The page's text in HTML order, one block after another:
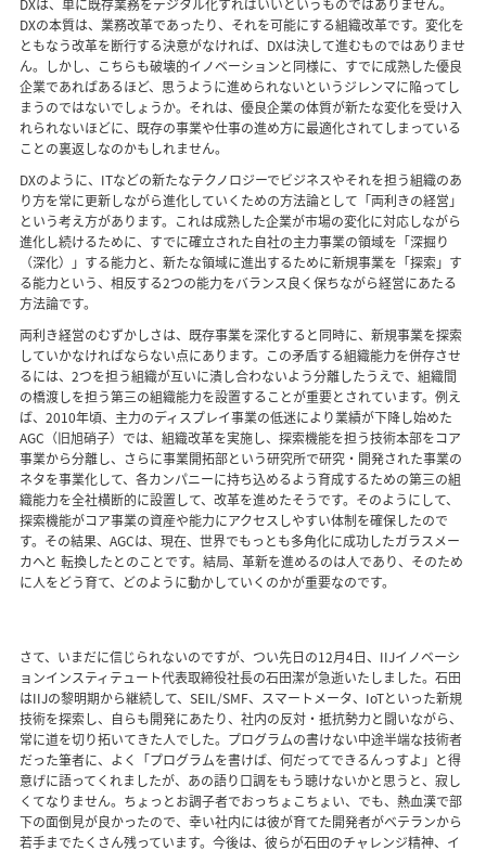
DXは、単に既存業務をデジタル化すればいいというものではありません。
DXの本質は、業務改革であったり、それを可能にする組織改革です。変化を
ともなう改革を断行する決意がなければ、DXは決して進むものではありませ
ん。しかし、こちらも破壊的イノベーションと同様に、すでに成熟した優良
企業であればあるほど、思うように進められないというジレンマに陥ってし
まうのではないでしょうか。それは、優良企業の体質が新たな変化を受け入
れられないほどに、既存の事業や仕事の進め方に最適化されてしまっている
ことの裏返しなのかもしれません。
DXのように、ITなどの新たなテクノロジーでビジネスやそれを担う組織のあ
り方を常に更新しながら進化していくための方法論として「両利きの経営」
という考え方があります。これは成熟した企業が市場の変化に対応しながら
進化し続けるために、すでに確立された自社の主力事業の領域を「深掘り
（深化）」する能力と、新たな領域に進出するために新規事業を「探索」す
る能力という、相反する2つの能力をバランス良く保ちながら経営にあたる
方法論です。
両利き経営のむずかしさは、既存事業を深化すると同時に、新規事業を探索
していかなければならない点にあります。この矛盾する組織能力を併存させ
るには、2つを担う組織が互いに潰し合わないよう分離したうえで、組織間
の橋渡しを担う第三の組織能力を設置することが重要とされています。例え
ば、2010年頃、主力のディスプレイ事業の低迷により業績が下降し始めた
AGC（旧旭硝子）では、組織改革を実施し、探索機能を担う技術本部をコア
事業から分離し、さらに事業開拓部という研究所で研究・開発された事業の
ネタを事業化して、各カンパニーに持ち込めるよう育成するための第三の組
織能力を全社横断的に設置して、改革を進めたそうです。そのようにして、
探索機能がコア事業の資産や能力にアクセスしやすい体制を確保したので
す。その結果、AGCは、現在、世界でもっとも多角化に成功したガラスメー
カへと 転換したとのことです。結局、革新を進めるのは人であり、そのため
に人をどう育て、どのように動かしていくのかが重要なのです。
さて、いまだに信じられないのですが、つい先日の12月4日、IIJイノベーシ
ョンインスティテュート代表取締役社長の石田潔が急逝いたしました。石田
はIIJの黎明期から継続して、SEIL/SMF、スマートメータ、IoTといった新規
技術を探索し、自らも開発にあたり、社内の反対・抵抗勢力と闘いながら、
常に道を切り拓いてきた人でした。プログラムの書けない中途半端な技術者
だった筆者に、よく「プログラムを書けば、何だってできるんっすよ」と得
意げに語ってくれましたが、あの語り口調をもう聴けないかと思うと、寂し
くてなりません。ちょっとお調子者でおっちょこちょい、でも、熱血漢で部
下の面倒見が良かったので、幸い社内には彼が育てた開発者がベテランから
若手までたくさん残っています。今後は、彼らが石田のチャレンジ精神、イ